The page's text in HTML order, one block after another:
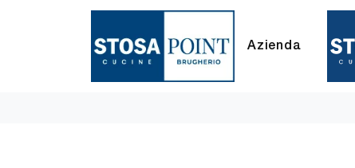
Azienda